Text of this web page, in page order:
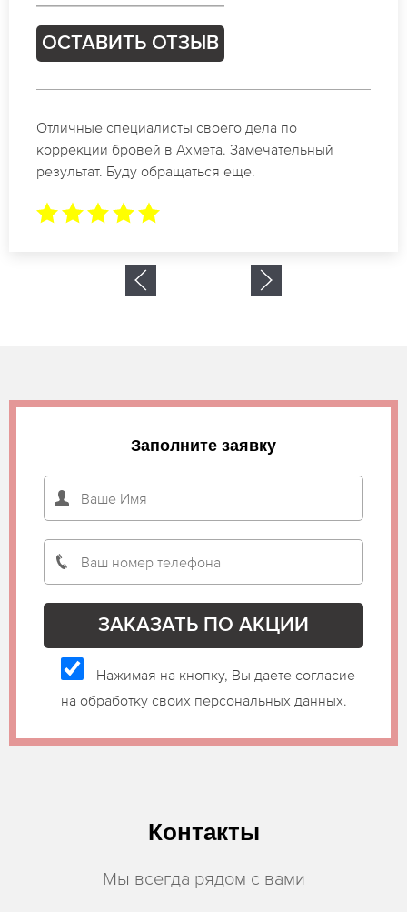
своего дела по
Замечательный
еще.
Спасибо огромное.
в Ахмета. За 2
Заполните заявку
Нажимая на кнопку, Вы даете согласие
на обработку своих персональных данных.
Контакты
Мы всегда рядом с вами